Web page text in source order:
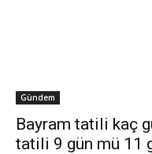
Gündem
Bayram tatili kaç
tatili 9 gün mü 11